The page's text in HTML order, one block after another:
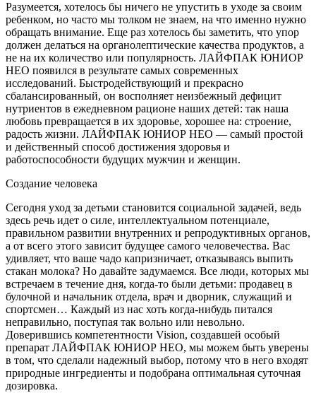
Разумеется, хотелось бы ничего не упустить в уходе за своим
ребенком, но часто мы толком не знаем, на что именно нужно
обращать внимание. Еще раз хотелось бы заметить, что упор
должен делаться на органолептические качества продуктов, а
не на их количество или популярность. ЛАЙФПАК ЮНИОР
НЕО появился в результате самых современных
исследований. Быстродействующий и прекрасно
сбалансированный, он восполняет неизбежный дефицит
нутриентов в ежедневном рационе наших детей: так наша
любовь превращается в их здоровье, хорошее на: строение,
радость жизни. ЛАЙФПАК ЮНИОР НЕО — самый простой
и действенный способ достижения здоровья и
работоспособности будущих мужчин и женщин.
Создание человека
Сегодня уход за детьми становится социальной задачей, ведь
здесь речь идет о силе, интеллектуальном потенциале,
правильном развитии внутренних и репродуктивных органов,
а от всего этого зависит будущее самого человечества. Вас
удивляет, что ваше чадо капризничает, отказываясь выпить
стакан молока? Но давайте задумаемся. Все люди, которых мы
встречаем в течение дня, когда-то были детьми: продавец в
булочной и начальник отдела, врач и дворник, служащий и
спортсмен… Каждый из нас хоть когда-нибудь питался
неправильно, поступая так вольно или невольно.
Доверившись компетентности Vision, создавшей особый
препарат ЛАЙФПАК ЮНИОР НЕО, мы можем быть уверены
в том, что сделали надежный выбор, потому что в него входят
природные ингредиенты и подобрана оптимальная суточная
дозировка.